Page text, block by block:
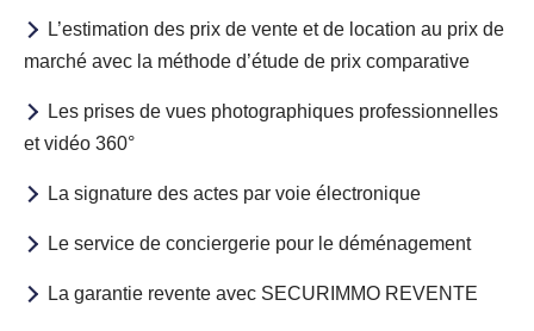
L’estimation des prix de vente et de location au prix de
marché avec la méthode d’étude de prix comparative
Les prises de vues photographiques professionnelles
et vidéo 360°
La signature des actes par voie électronique
Le service de conciergerie pour le déménagement
La garantie revente avec SECURIMMO REVENTE